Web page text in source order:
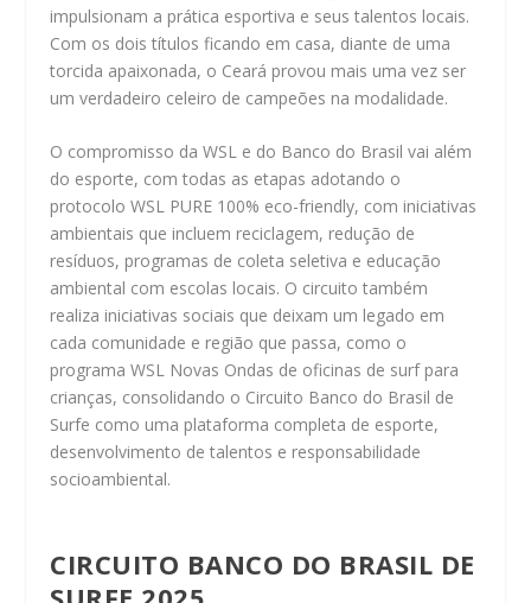
impulsionam a prática esportiva e seus talentos locais.
Com os dois títulos ficando em casa, diante de uma
torcida apaixonada, o Ceará provou mais uma vez ser
um verdadeiro celeiro de campeões na modalidade.
O compromisso da WSL e do Banco do Brasil vai além
do esporte, com todas as etapas adotando o
protocolo WSL PURE 100% eco-friendly, com iniciativas
ambientais que incluem reciclagem, redução de
resíduos, programas de coleta seletiva e educação
ambiental com escolas locais. O circuito também
realiza iniciativas sociais que deixam um legado em
cada comunidade e região que passa, como o
programa WSL Novas Ondas de oficinas de surf para
crianças, consolidando o Circuito Banco do Brasil de
Surfe como uma plataforma completa de esporte,
desenvolvimento de talentos e responsabilidade
socioambiental.
CIRCUITO BANCO DO BRASIL DE